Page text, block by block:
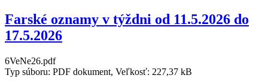
Farské oznamy v týždni od 11.5.2026 do
17.5.2026
6VeNe26.pdf
Typ súboru: PDF dokument, Veľkosť: 227,37 kB